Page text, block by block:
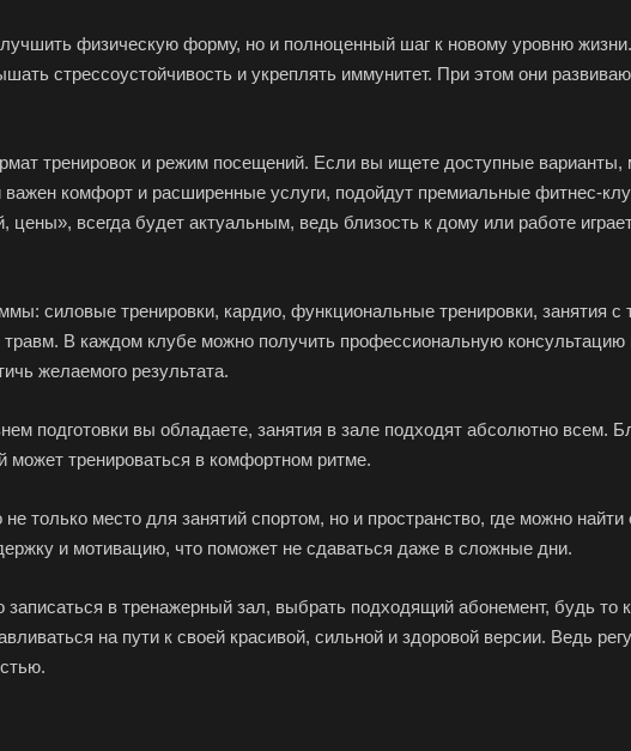
физическую форму, но и полноценный шаг к новому уровню
стрессоустойчивость и укреплять иммунитет. При этом они
тренировок и режим посещений. Если вы ищете доступные варианты,
комфорт и расширенные услуги, подойдут премиальные фитнес-
всегда будет актуальным, ведь близость к дому или работе
силовые тренировки, кардио, функциональные тренировки, занятия с
В каждом клубе можно получить профессиональную
желаемого результата.
подготовки вы обладаете, занятия в зале подходят абсолютно всем.
тренироваться в комфортном ритме.
только место для занятий спортом, но и пространство, где можно
и мотивацию, что поможет не сдаваться даже в сложные дни.
записаться в тренажерный зал, выбрать подходящий абонемент, будь то
на пути к своей красивой, сильной и здоровой версии. Ведь